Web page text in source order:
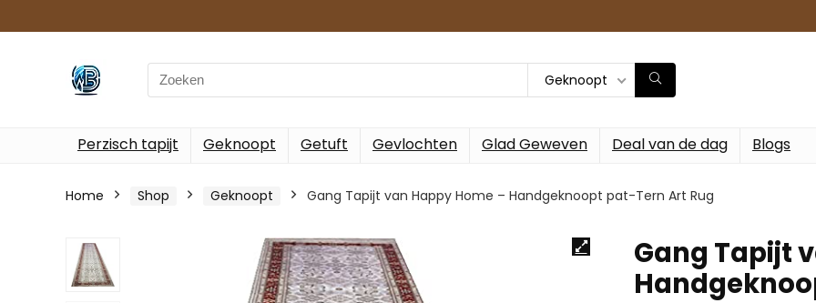
Search
for:
Geknoopt
Perzisch tapijt Geknoopt Getuft Gevlochten Glad Geweven Deal van de dag Blogs
Home Shop Geknoopt Gang Tapijt van Happy Home – Handgeknoopt pat-Tern Art Rug
Gang Tapijt